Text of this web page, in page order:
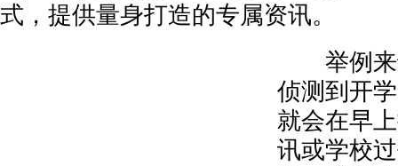
式，提供量身打造的专属资讯。
举例来
侦测到开
就会在早
讯或学校